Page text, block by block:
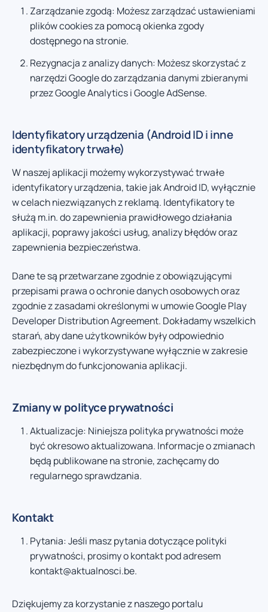
Zarządzanie zgodą: Możesz zarządzać ustawieniami
plików cookies za pomocą okienka zgody
dostępnego na stronie.
Rezygnacja z analizy danych: Możesz skorzystać z
narzędzi Google do zarządzania danymi zbieranymi
przez Google Analytics i Google AdSense.
Identyfikatory urządzenia (Android ID i inne
identyfikatory trwałe)
W naszej aplikacji możemy wykorzystywać trwałe
identyfikatory urządzenia, takie jak Android ID, wyłącznie
w celach niezwiązanych z reklamą. Identyfikatory te
służą m.in. do zapewnienia prawidłowego działania
aplikacji, poprawy jakości usług, analizy błędów oraz
zapewnienia bezpieczeństwa.
Dane te są przetwarzane zgodnie z obowiązującymi
przepisami prawa o ochronie danych osobowych oraz
zgodnie z zasadami określonymi w umowie Google Play
Developer Distribution Agreement. Dokładamy wszelkich
starań, aby dane użytkowników były odpowiednio
zabezpieczone i wykorzystywane wyłącznie w zakresie
niezbędnym do funkcjonowania aplikacji.
Zmiany w polityce prywatności
Aktualizacje: Niniejsza polityka prywatności może
być okresowo aktualizowana. Informacje o zmianach
będą publikowane na stronie, zachęcamy do
regularnego sprawdzania.
Kontakt
Pytania: Jeśli masz pytania dotyczące polityki
prywatności, prosimy o kontakt pod adresem
kontakt@aktualnosci.be.
Dziękujemy za korzystanie z naszego portalu